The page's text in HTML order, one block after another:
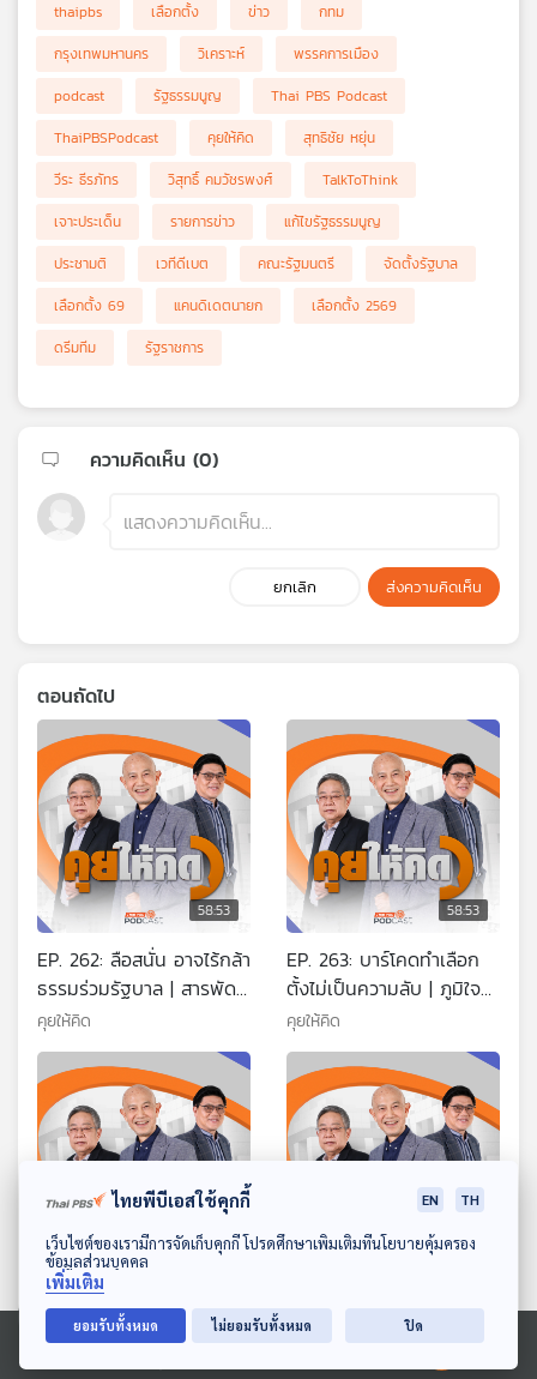
ดาวน์โหลด Thai PBS Podcast Application
Ⓒ 2020 องค์การกระจายเสียงและแพร่ภาพสาธารณะแห่งประเทศไทย
thaipbs เลือกตั้ง ข่าว
กทม
กรุงเทพมหานคร
วิเคราะห์
พรรคการเมือง
podcast
รัฐธรรมนูญ
Thai PBS Podcast
ThaiPBSPodcast
คุยให้คิด
สุทธิชัย หยุ่น
วีระ ธีรภัทร
วิสุทธิ์ คมวัชรพงศ์
TalkToThink
เจาะประเด็น
รายการข่าว
แก้ไขรัฐธรรมนูญ
ประชามติ
เวทีดีเบต คณะรัฐมนตรี
จัดตั้งรัฐบาล
เลือกตั้ง 69
แคนดิเดตนายก
เลือกตั้ง 2569
ดรีมทีม
รัฐราชการ
ความคิดเห็น (0)
ยกเลิก ส่งความคิดเห็น
ตอนถัดไป
58:53
EP. 262: ลือสนั่น อาจไร้กล้า
ธรรมร่วมรัฐบาล | สารพัด
ปัญหาเลือกตั้ง | อนุทินเป็น
นายกฯ ใครเป็นรัฐมนตรี
คุยให้คิด
58:53
EP. 263: บาร์โคดทำเลือก
ตั้งไม่เป็นความลับ | ภูมิใจ
ไทย-กล้าธรรม ยังไม่จับมือ
กัน | รัฐบาลอนุทินไม่ลงตัว
คุยให้คิด
58:53
EP. 264: ธรรมนัสยังมี
โอกาสร่วมงานกับรัฐบาล
อนุทิน 2 หรือไม่ | กกต. ไล่
58:53
น้ำมันและเศรษฐกิจไทยไหว
แค่ไหน | รัฐบาลอนุทิน 2
ไทยพีบีเอสใช้คุกกี้ EN TH
เว็บไซต์ของเรามีการจัดเก็บคุกกี้ โปรดศึกษาเพิ่มเติมที่นโยบายคุ้มครอง
ข้อมูลส่วนบุคคล
เพิ่มเติม
ยอมรับทั้งหมด ไม่ยอมรับทั้งหมด ปิด